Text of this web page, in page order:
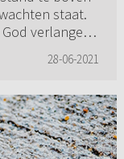
staat.
verlangen
28-06-2021